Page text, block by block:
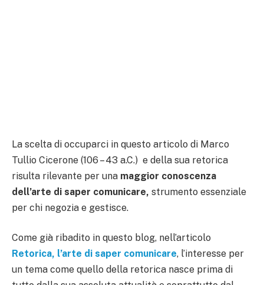
La scelta di occuparci in questo articolo di Marco
Tullio Cicerone (106 – 43 a.C.) e della sua retorica
risulta rilevante per una maggior conoscenza
dell’arte di saper comunicare, strumento essenziale
per chi negozia e gestisce.
Come già ribadito in questo blog, nell’articolo
Retorica, l’arte di saper comunicare, l’interesse per
un tema come quello della retorica nasce prima di